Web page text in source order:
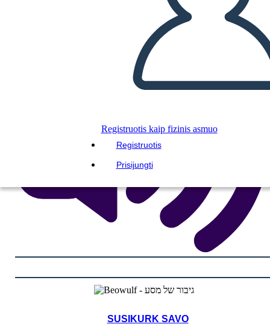
Registruotis kaip fizinis asmuo
Registruotis
Prisijungti
SKAITYK MAN
SUSIKURK SAVO